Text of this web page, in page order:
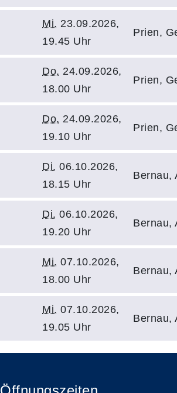
Mi. 23.09.2026,
19.45 Uhr
Prien,
Do. 24.09.2026,
18.00 Uhr
Prien,
Do. 24.09.2026,
19.10 Uhr
Prien,
Di. 06.10.2026,
18.15 Uhr
Bernau,
Di. 06.10.2026,
19.20 Uhr
Bernau,
Mi. 07.10.2026,
18.00 Uhr
Bernau,
Mi. 07.10.2026,
19.05 Uhr
Bernau,